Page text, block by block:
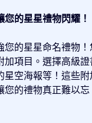
的星星禮物閃耀！
您的星星命名禮物！
加項目。選擇高級證
星空海報等！這些附
您的禮物真正難以忘